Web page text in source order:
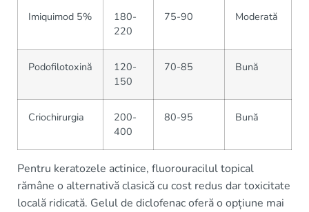
Imiquimod 5%
180-
220
75-90 Moderată
Podofilotoxină
120-
150
70-85 Bună
Criochirurgia
200-
400
80-95 Bună
Pentru keratozele actinice, fluorouracilul topical
rămâne o alternativă clasică cu cost redus dar toxicitate
locală ridicată. Gelul de diclofenac oferă o opțiune mai